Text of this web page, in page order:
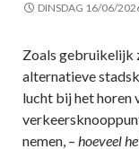
DINSDAG 16/06/
Zoals gebruikelijk
alternatieve
lucht bij het horen
nemen, – hoeveel